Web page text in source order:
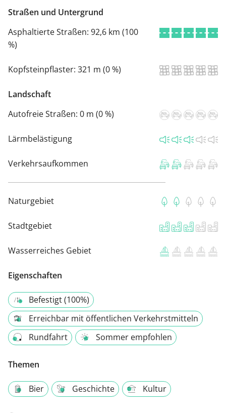
Straßen und Untergrund
Asphaltierte Straßen: 92,6 km (100
%)
Kopfsteinpflaster: 321 m (0 %)
Landschaft
Autofreie Straßen: 0 m (0 %)
Lärmbelästigung
Verkehrsaufkommen
Naturgebiet
Stadtgebiet
Wasserreiches Gebiet
Eigenschaften
Befestigt (100%)
Erreichbar mit öffentlichen Verkehrstmitteln
Rundfahrt
Sommer empfohlen
Themen
Bier Geschichte Kultur